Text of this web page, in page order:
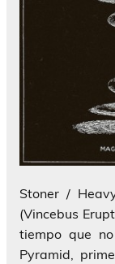
Stoner /
(Vincebus
tiempo que
Pyramid,